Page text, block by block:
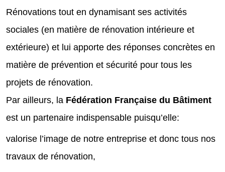
Rénovations tout en dynamisant ses activités
sociales (en matière de rénovation intérieure et
extérieure) et lui apporte des réponses concrètes en
matière de prévention et sécurité pour tous les
projets de rénovation.
Par ailleurs, la Fédération Française du Bâtiment
est un partenaire indispensable puisqu’elle:
valorise l’image de notre entreprise et donc tous nos
travaux de rénovation,